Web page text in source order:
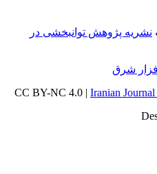
پژوهش توانبخشی در
شرق
Iranian